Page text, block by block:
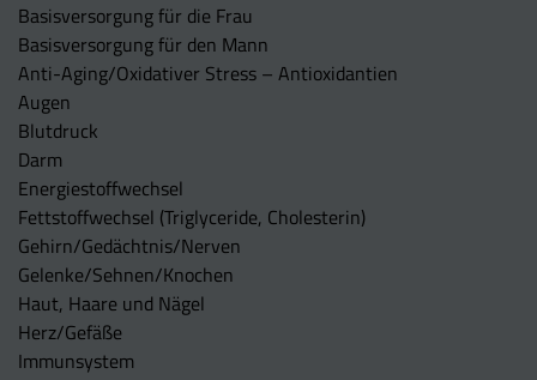
Basisversorgung für die Frau
Basisversorgung für den Mann
Anti-Aging/Oxidativer Stress – Antioxidantien
Augen
Blutdruck
Darm
Energiestoffwechsel
Fettstoffwechsel (Triglyceride, Cholesterin)
Gehirn/Gedächtnis/Nerven
Gelenke/Sehnen/Knochen
Haut, Haare und Nägel
Herz/Gefäße
Immunsystem